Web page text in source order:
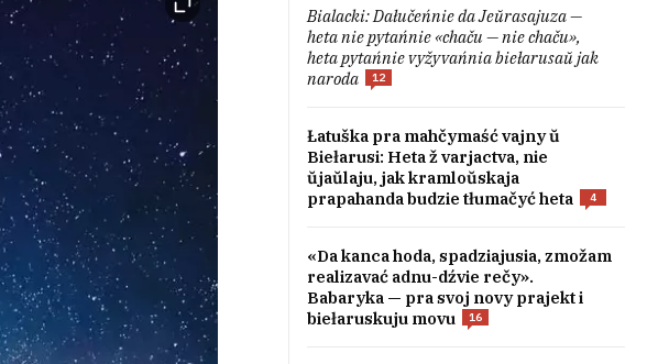
Bialacki: Dałučeńnie da Jeŭrasajuza —
heta nie pytańnie «chaču — nie chaču»,
heta pytańnie vyžyvańnia biełarusaŭ jak
naroda
12
Łatuška pra mahčymaść vajny ŭ
Biełarusi: Heta ž varjactva, nie
ŭjaŭlaju, jak kramloŭskaja
prapahanda budzie tłumačyć heta
4
«Da kanca hoda, spadziajusia, zmožam
realizavać adnu-dźvie rečy».
Babaryka — pra svoj novy prajekt i
biełaruskuju movu
16